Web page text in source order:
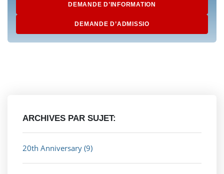
DEMANDE D’INFORMATION
DEMANDE D’ADMISSIO
ARCHIVES PAR SUJET:
20th Anniversary (9)